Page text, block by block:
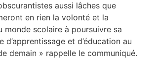
aussi lâches que
en rien la volonté et la
monde scolaire à poursuivre sa
d’apprentissage et d’éducation au
demain » rappelle le communiqué.